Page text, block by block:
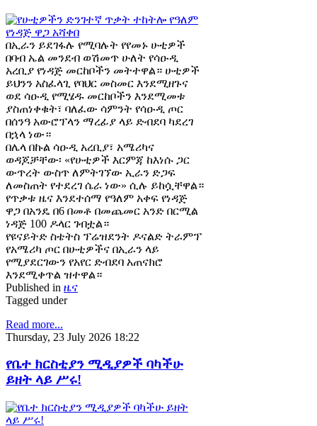
በኢራን ይደገፋሉ የሚባሉት የየመኑ ሁቲዎች
በባብ ኤል መንደብ ወሽመጥ ሁለት የሳዑዲ
አረቢያ የነዳጅ መርከቦችን መትተዋል። ሁቲዎች
ይህንን አስፈላጊ የባህር መስመር እንደሚዘጉና
ወደ ሳዑዲ የሚሄዱ መርከቦችን እንደሚመቱ
ያስጠነቀቁት፣ ባለፈው ሳምንት የሳዑዲ ጦር
በሰንዓ አውሮፕላን ማረፊያ ላይ ድብደባ ካደረገ
በኋላ ነው።
በሌላ በኩል ሳዑዲ አረቢያ፣ አሜሪካና
ወዳጆቻቸው፡ «የሁቲዎች እርምጃ ከእነሱ ጋር
ውጥረት ውስጥ ለምትገኘው ኢራን ድጋፍ
ለመስጠት የተደረገ ሴራ ነው» ሲሉ ይከሷቸዋል።
የጥቃቱ ዜና እንደተሰማ የዓለም አቀፍ የነዳጅ
ዋጋ በአንዴ በ6 በመቶ በመጨመር አንድ በርሚል
ነዳጅ 100 ዶላር ገብቷል።
የዩናይትድ ስቴትስ ፕሬዝደንት ዶናልድ ትራምፕ
የአሜሪካ ጦር በሁቲዎችና በኢራን ላይ
የሚያደርገውን የአየር ድብደባ አጠናክሮ
እንደሚቀጥል ዝተዋል።
Published in ዜና
Tagged under
Read more...
Thursday, 23 July 2026 18:22
የቤተ ክርስቲያን ሚዲያዎች ባካችሁ
ይዘት ላይ ሥሩ!